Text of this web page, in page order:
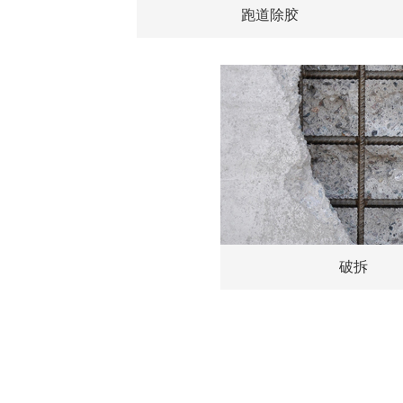
跑道除胶
破拆